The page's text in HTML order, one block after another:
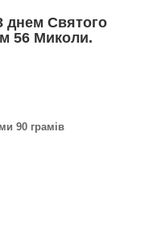
днем Святого
56 Миколи.
90 грамів